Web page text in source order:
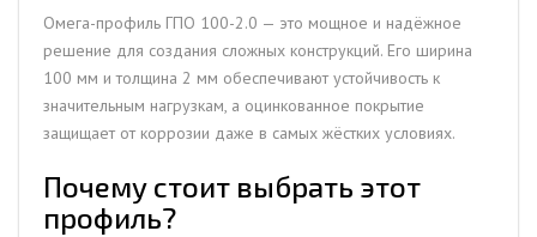
Омега-профиль ГПО 100-2.0 — это мощное и надёжное
решение для создания сложных конструкций. Его ширина
100 мм и толщина 2 мм обеспечивают устойчивость к
значительным нагрузкам, а оцинкованное покрытие
защищает от коррозии даже в самых жёстких условиях.
Почему стоит выбрать этот
профиль?